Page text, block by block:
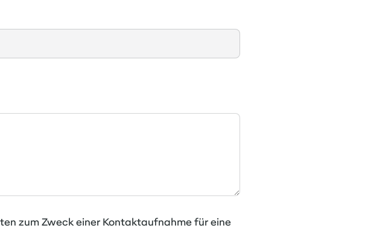
zum Zweck einer Kontaktaufnahme für eine